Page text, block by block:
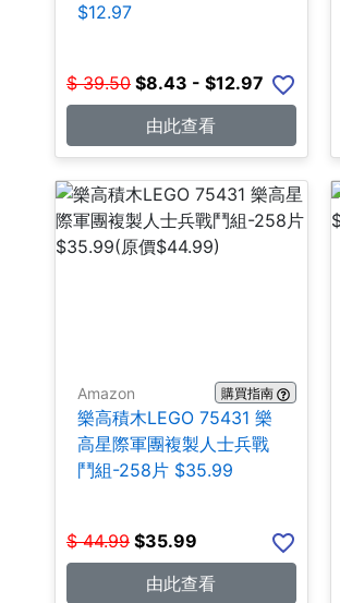
$12.97
$ 39.50 $8.43 - $12.97
由此查看
Amazon 購買指南
樂高積木LEGO 75431 樂
高星際軍團複製人士兵戰
鬥組-258片 $35.99
$ 44.99 $35.99
由此查看